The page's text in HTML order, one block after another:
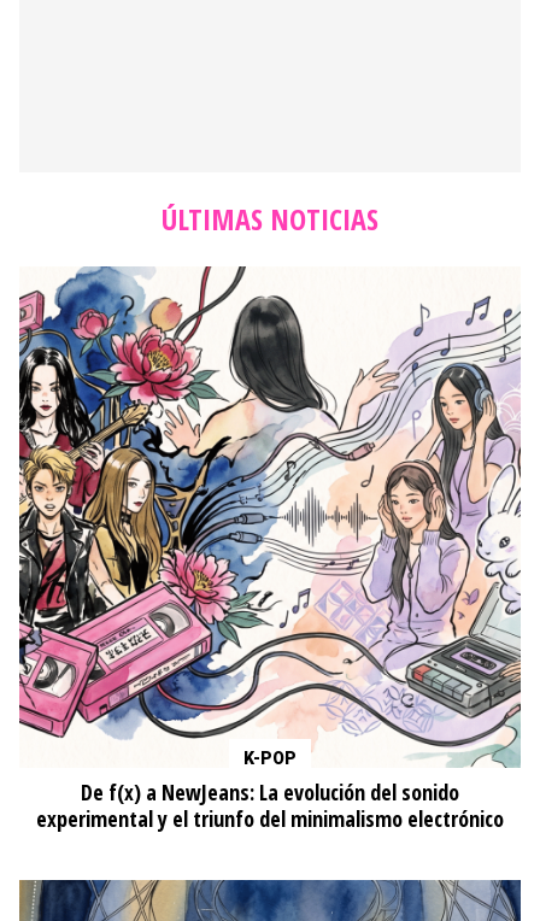
ÚLTIMAS NOTICIAS
K-POP
De f(x) a NewJeans: La evolución del sonido
experimental y el triunfo del minimalismo electrónico